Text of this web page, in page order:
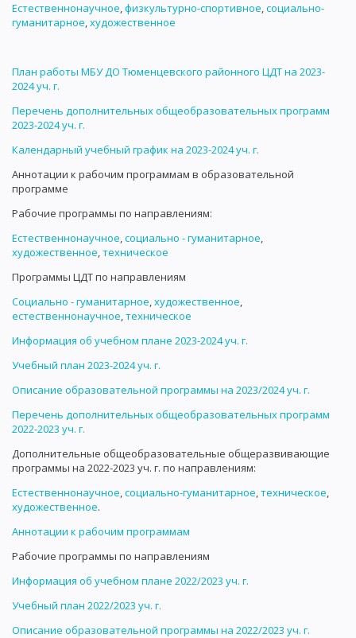
Естественнонаучное,физкультурно-спортивное,социально-
гуманитарное,художественное
План работы МБУ ДО Тюменцевского районного ЦДТ на 2023-
2024 уч. г.
Перечень дополнительных общеобразовательных программ
2023-2024 уч. г.
Календарный учебный график на 2023-2024 уч. г.
Аннотации к рабочим программам в образовательной
программе
Рабочие программы по направлениям:
Естественнонаучное,социально - гуманитарное,
художественное,техническое
Программы ЦДТ по направлениям
Социально - гуманитарное,художественное,
естественнонаучное,техническое
Информация об учебном плане 2023-2024 уч. г.
Учебный план 2023-2024 уч. г.
Описание образовательной программы на 2023/2024 уч. г.
Перечень дополнительных общеобразовательных программ
2022-2023 уч. г.
Дополнительные общеобразовательные общеразвивающие
программы на 2022-2023 уч. г. по направлениям:
Естественнонаучное,социально-гуманитарное,техническое,
художественное.
Аннотации к рабочим программам
Рабочие программы по направлениям
Информация об учебном плане 2022/2023 уч. г.
Учебный план 2022/2023 уч. г.
Описание образовательной программы на 2022/2023 уч. г.